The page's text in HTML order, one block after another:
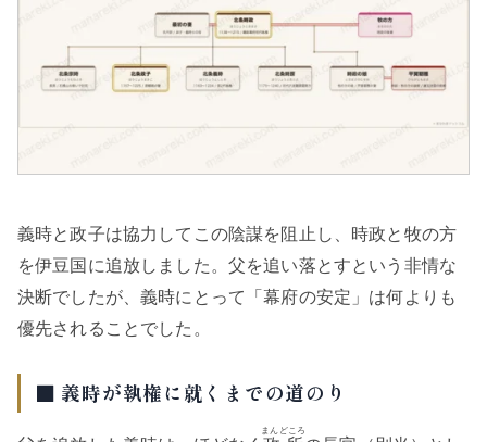
義時と政子は協力してこの陰謀を阻止し、時政と牧の方
を伊豆国に追放しました。父を追い落とすという非情な
決断でしたが、義時にとって「幕府の安定」は何よりも
優先されることでした。
■ 義時が執権に就くまでの道のり
まんどころ